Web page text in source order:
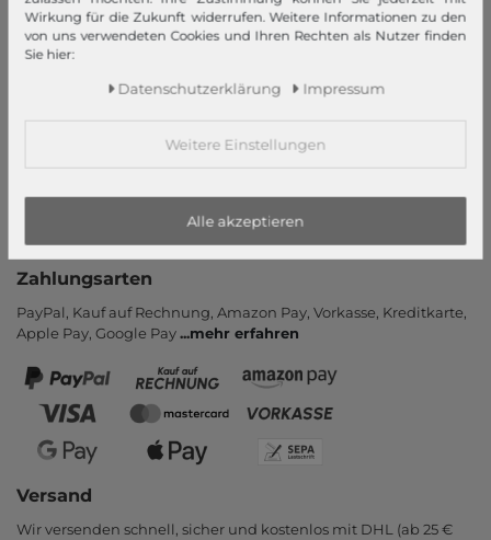
Informationen
Kontakt
Rücksendung
Newsletter
Zahlungsarten
PayPal, Kauf auf Rechnung, Amazon Pay, Vor­kasse, Kredit­karte,
Apple Pay, Google Pay...mehr erfahren
Versand
Wir versenden schnell, sicher und kostenlos mit DHL (ab 25 €
Wirkung für die Zukunft widerrufen. Weitere Informationen zu den
von uns verwendeten Cookies und Ihren Rechten als Nutzer finden
Sie hier:
Daten­schutz­erklärung Impressum
Weitere Einstellungen
Alle akzeptieren